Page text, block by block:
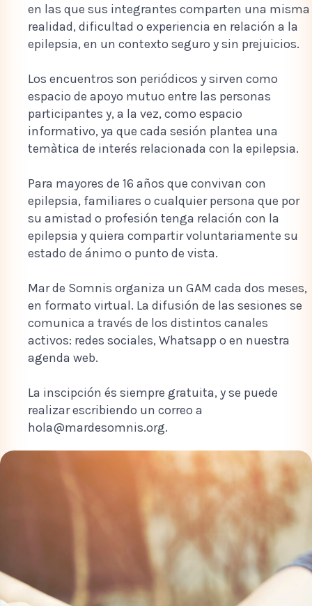
en las que sus integrantes comparten una misma
realidad, dificultad o experiencia en relación a la
epilepsia, en un contexto seguro y sin prejuicios.
Los encuentros son periódicos y sirven como
espacio de apoyo mutuo entre las personas
participantes y, a la vez, como espacio
informativo, ya que cada sesión plantea una
temàtica de interés relacionada con la epilepsia.
Para mayores de 16 años que convivan con
epilepsia, familiares o cualquier persona que por
su amistad o profesión tenga relación con la
epilepsia y quiera compartir voluntariamente su
estado de ánimo o punto de vista.
Mar de Somnis organiza un GAM cada dos meses,
en formato virtual. La difusión de las sesiones se
comunica a través de los distintos canales
activos: redes sociales, Whatsapp o en nuestra
agenda web.
La inscipción és siempre gratuita, y se puede
realizar escribiendo un correo a
hola@mardesomnis.org.